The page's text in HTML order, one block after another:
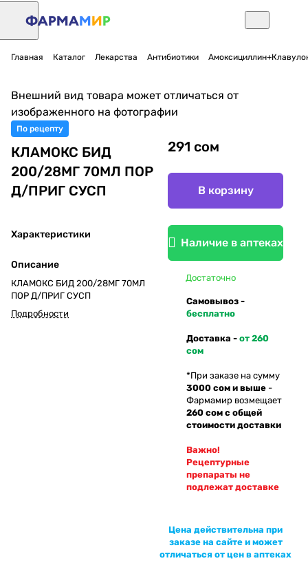
Главная Каталог Лекарства Антибиотики
Внешний вид товара может отличаться от
изображенного на фотографии
По рецепту
КЛАМОКС БИД
200/28МГ 70МЛ ПОР
Д/ПРИГ СУСП
Характеристики
Описание
КЛАМОКС БИД 200/28МГ 70МЛ
ПОР Д/ПРИГ СУСП
Подробности
291 сом
В корзину
Наличие в аптеках
Достаточно
Самовывоз -
бесплатно
Доставка - от 260
сом
*При заказе на сумму
3000 сом и выше -
Фармамир возмещает
260 сом с общей
стоимости доставки
Важно!
Рецептурные
препараты не
подлежат доставке
Цена действительна при
заказе на сайте и может
отличаться от цен в аптеках